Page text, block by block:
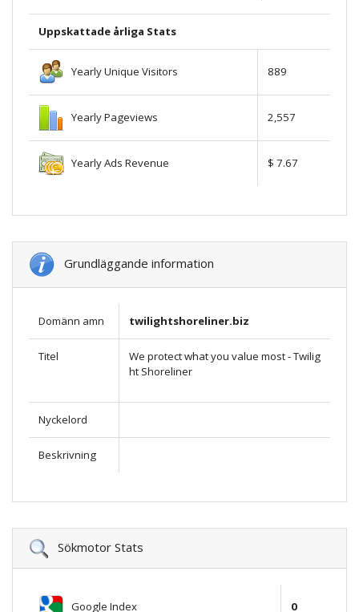
Uppskattade årliga Stats
Yearly Unique Visitors 889
Yearly Pageviews 2,557
Yearly Ads Revenue $ 7.67
Grundläggande information
Domänn amn twilightshoreliner.biz
Titel
We protect what you value most - Twilig
ht Shoreliner
Nyckelord
Beskrivning
Sökmotor Stats
Google Index 0